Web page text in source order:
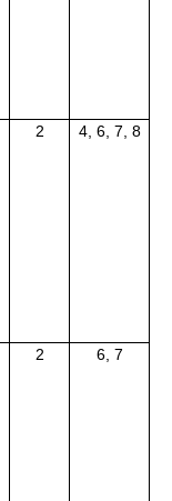
2 4, 6, 7, 8
2 6, 7